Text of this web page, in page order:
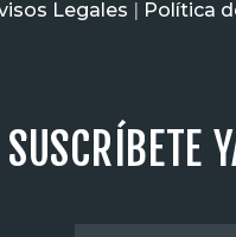
Legales Política
SUSCRÍBETE